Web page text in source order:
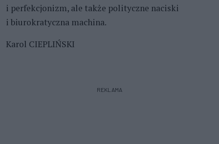
i perfekcjonizm, ale także polityczne naciski
i biurokratyczna machina.
Karol CIEPLIŃSKI
REKLAMA